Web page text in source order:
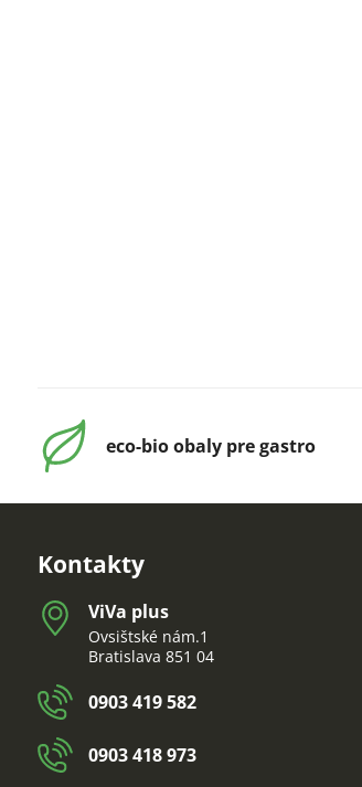
eco-bio obaly pre gastro
Kontakty
ViVa plus
Ovsištské nám.1
Bratislava 851 04
0903 419 582
0903 418 973